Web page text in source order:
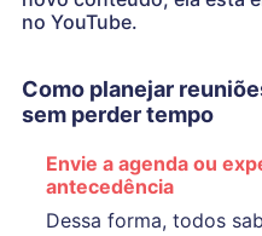
no YouTube.
Como planejar
sem perder tempo
Envie a agenda ou
antecedência
Dessa forma, todos